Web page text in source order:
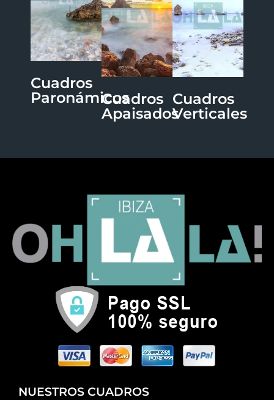
Cuadros
ParonámicosCuadros
Apaisados
Cuadros
Verticales
NUESTROS CUADROS